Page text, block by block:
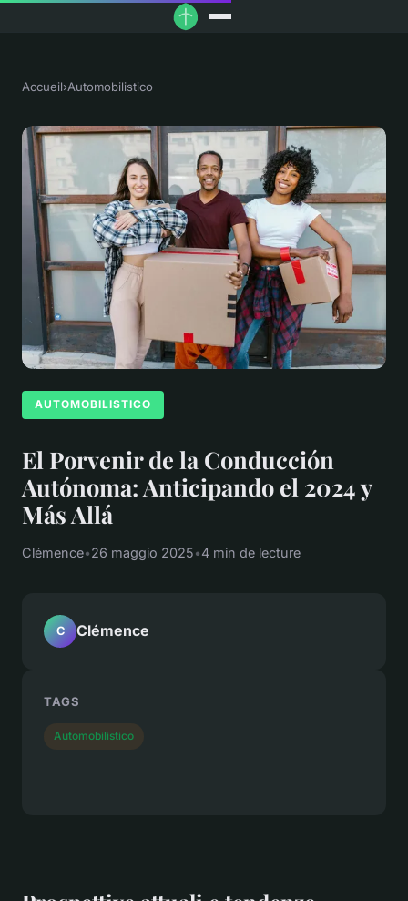
Accueil›Automobilistico
AUTOMOBILISTICO
El Porvenir de la Conducción
Autónoma: Anticipando el 2024 y
Más Allá
Clémence•26 maggio 2025•4 min de lecture
C Clémence
TAGS
Automobilistico